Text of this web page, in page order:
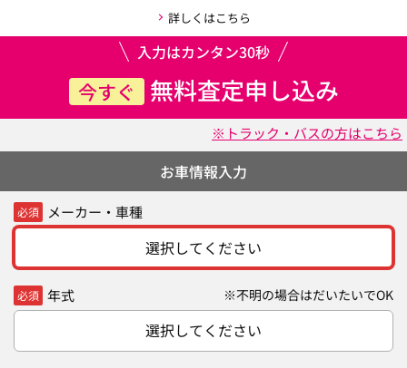
詳しくはこちら
入力はカンタン30秒
今すぐ 無料査定申し込み
※トラック・バスの方はこちら
お車情報入力
必須 メーカー・車種
選択してください
必須 年式 ※不明の場合はだいたいでOK
選択してください